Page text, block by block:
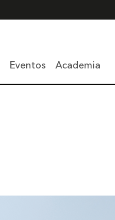
Eventos Academia